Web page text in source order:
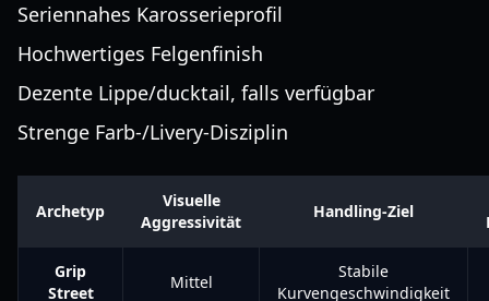
Seriennahes Karosserieprofil
Hochwertiges Felgenfinish
Dezente Lippe/ducktail, falls verfügbar
Strenge Farb-/Livery-Disziplin
Archetyp
Visuelle
Aggressivität
Handling-Ziel
Grip
Street
Mittel
Stabile
Kurvengeschwindigkeit